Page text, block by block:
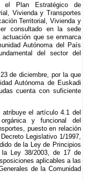
el Plan Estratégico de
Vivienda y Transportes
Territorial, Vivienda y
consultado en la sede
que se enmarca
Autónoma del País
del sector del
de diciembre, por la que
Autónoma de Euskadi
cuenta con suficiente
el artículo 4.1 del
y funcional del
puesto en relación
Legislativo 1/1997,
de la Ley de Principios
la Ley 38/2003, de 17 de
aplicables a las
de la Comunidad